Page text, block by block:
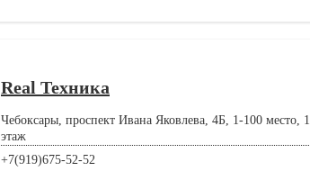
Real Техника
Чебоксары, проспект Ивана Яковлева, 4Б, 1-100 место, 1
этаж
+7(919)675-52-52